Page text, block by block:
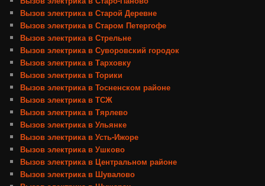
Вызов электрика в Старой Деревне
Вызов электрика в Старом Петергофе
Вызов электрика в Стрельне
Вызов электрика в Суворовский городок
Вызов электрика в Тарховку
Вызов электрика в Торики
Вызов электрика в Тосненском районе
Вызов электрика в ТСЖ
Вызов электрика в Тярлево
Вызов электрика в Ульянке
Вызов электрика в Усть-Ижоре
Вызов электрика в Ушково
Вызов электрика в Центральном районе
Вызов электрика в Шувалово